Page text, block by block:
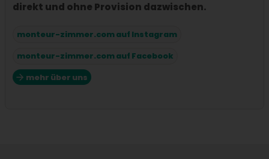
direkt und ohne Provision dazwischen.
monteur-zimmer.com auf Instagram
monteur-zimmer.com auf Facebook
mehr über uns